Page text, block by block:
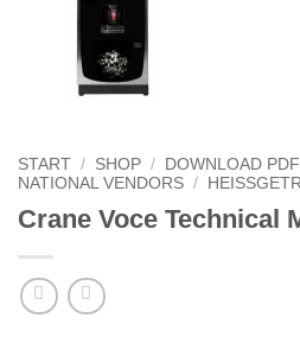
START / SHOP / DOWNLOAD
NATIONAL VENDORS /
Crane Voce Technical